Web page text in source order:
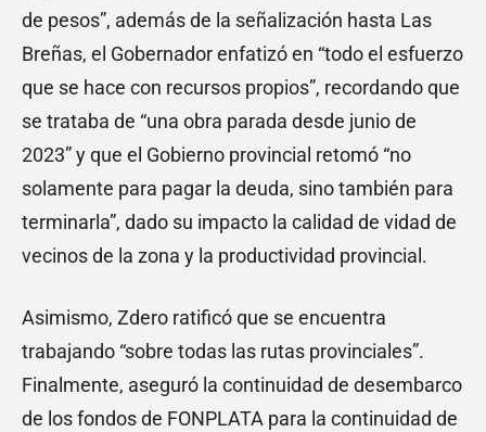
de pesos”, además de la señalización hasta Las
Breñas, el Gobernador enfatizó en “todo el esfuerzo
que se hace con recursos propios”, recordando que
se trataba de “una obra parada desde junio de
2023” y que el Gobierno provincial retomó “no
solamente para pagar la deuda, sino también para
terminarla”, dado su impacto la calidad de vidad de
vecinos de la zona y la productividad provincial.
Asimismo, Zdero ratificó que se encuentra
trabajando “sobre todas las rutas provinciales”.
Finalmente, aseguró la continuidad de desembarco
de los fondos de FONPLATA para la continuidad de